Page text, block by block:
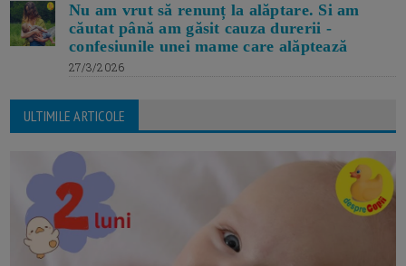
Nu am vrut să renunț la alăptare. Si am
căutat până am găsit cauza durerii -
confesiunile unei mame care alăptează
27/3/2026
ULTIMILE ARTICOLE